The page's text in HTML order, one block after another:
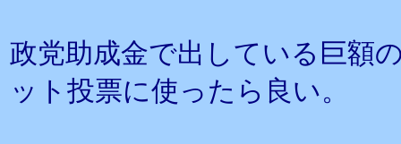
政党助成金で出している巨額
ット投票に使ったら良い。